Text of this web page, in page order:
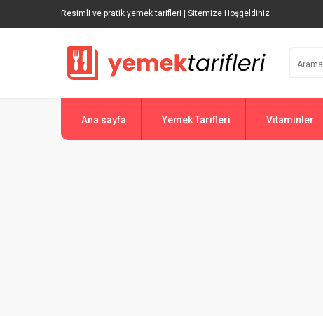
Resimli ve pratik yemek tarifleri | Sitemize Hoşgeldiniz
Ana sayfa Yemek Tarifleri Vitaminler